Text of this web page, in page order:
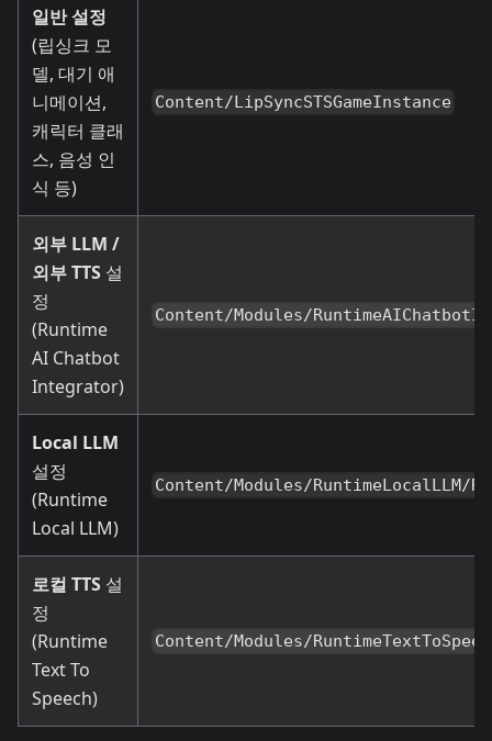
일반 설정
(립싱크 모
델, 대기 애
니메이션,
캐릭터 클래
스, 음성 인
식 등)
Content/LipSyncSTSGameInstance
외부 LLM /
외부 TTS 설
정
(Runtime
AI Chatbot
Integrator)
Content/Modules/
Local LLM
설정
(Runtime
Local LLM)
Content/Modules/RuntimeLocalLLM/
로컬 TTS 설
정
(Runtime
Text To
Speech)
Content/Modules/